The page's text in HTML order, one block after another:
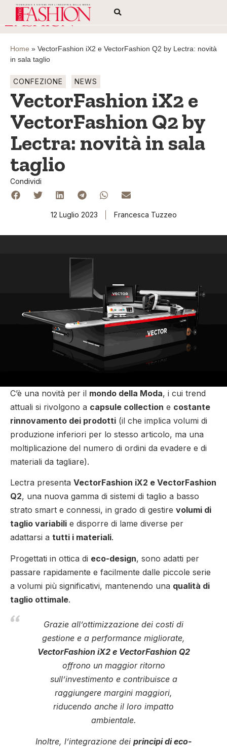
Home » VectorFashion iX2 e VectorFashion Q2 by Lectra: novità
in sala taglio
CONFEZIONE NEWS
VectorFashion iX2 e
VectorFashion Q2 by
Lectra: novità in sala
taglio
Condividi
12 Luglio 2023 Francesca Tuzzeo
C’è una novità per il mondo della Moda, i cui trend
attuali si rivolgono a capsule collection e costante
rinnovamento dei prodotti (il che implica volumi di
produzione inferiori per lo stesso articolo, ma una
moltiplicazione del numero di ordini da evadere e di
materiali da tagliare).
Lectra presenta VectorFashion iX2 e VectorFashion
Q2, una nuova gamma di sistemi di taglio a basso
strato smart e connessi, in grado di gestire volumi di
taglio variabili e disporre di lame diverse per
adattarsi a tutti i materiali.
Progettati in ottica di eco-design, sono adatti per
passare rapidamente e facilmente dalle piccole serie
a volumi più significativi, mantenendo una qualità di
taglio ottimale.
Grazie all’ottimizzazione dei costi di
gestione e a performance migliorate,
VectorFashion iX2 e VectorFashion Q2
offrono un maggior ritorno
sull’investimento e contribuisce a
raggiungere margini maggiori,
riducendo anche il loro impatto
ambientale.
Inoltre, l’integrazione dei principi di eco-